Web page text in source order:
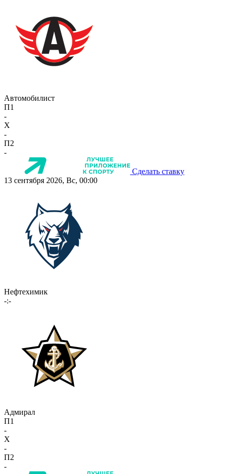
Автомобилист
П1
-
X
-
П2
-
Сделать ставку
13 сентября 2026, Вс, 00:00
Нефтехимик
-:-
Адмирал
П1
-
X
-
П2
-